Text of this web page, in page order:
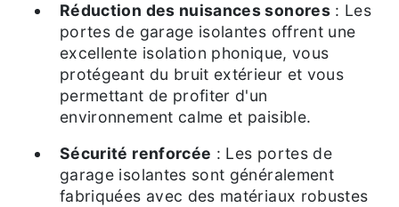
Réduction des nuisances sonores: Les
portes de garage isolantes offrent une
excellente isolation phonique, vous
protégeant du bruit extérieur et vous
permettant de profiter d'un
environnement calme et paisible.
Sécurité renforcée : Les portes de
garage isolantes sont généralement
fabriquées avec des matériaux robustes